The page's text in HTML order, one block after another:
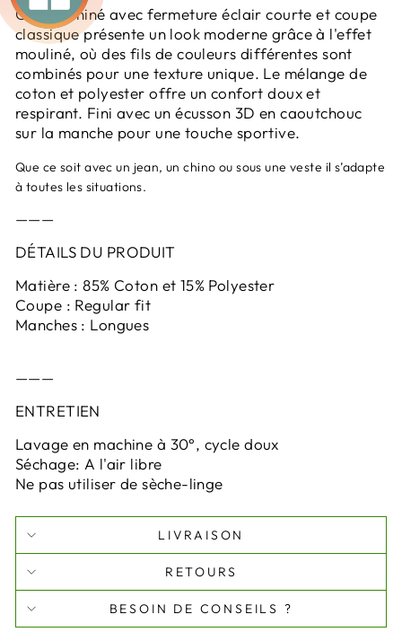
Ce pull chiné avec fermeture éclair courte et coupe
classique présente un look moderne grâce à l'effet
mouliné, où des fils de couleurs différentes sont
combinés pour une texture unique. Le mélange de
coton et polyester offre un confort doux et
respirant. Fini avec un écusson 3D en caoutchouc
sur la manche pour une touche sportive.
Que ce soit avec un jean, un chino ou sous une veste il s’adapte
à toutes les situations.
———
DÉTAILS DU PRODUIT
Matière : 85% Coton et 15% Polyester
Coupe : Regular fit
Manches : Longues
———
ENTRETIEN
Lavage en machine à 30°, cycle doux
Séchage: A l'air libre
Ne pas utiliser de sèche-linge
LIVRAISON
RETOURS
BESOIN DE CONSEILS ?